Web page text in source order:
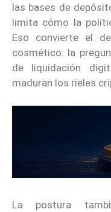
las bases de
limita cómo la
Eso convierte el
cosmético: la
de liquidación
maduran los rieles
La postura